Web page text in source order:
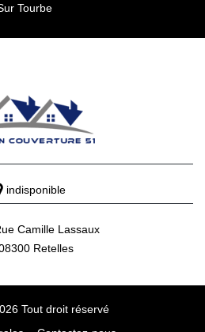
Tourbe
indisponible
Camille Lassaux
Retelles
Tout droit réservé